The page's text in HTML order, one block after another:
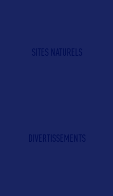
SITES NATURELS
DIVERTISSEMENTS